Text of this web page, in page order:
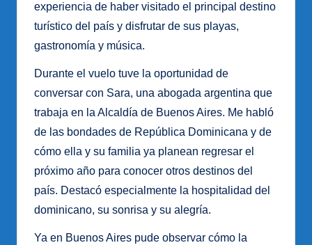
experiencia de haber visitado el principal destino
turístico del país y disfrutar de sus playas,
gastronomía y música.
Durante el vuelo tuve la oportunidad de
conversar con Sara, una abogada argentina que
trabaja en la Alcaldía de Buenos Aires. Me habló
de las bondades de República Dominicana y de
cómo ella y su familia ya planean regresar el
próximo año para conocer otros destinos del
país. Destacó especialmente la hospitalidad del
dominicano, su sonrisa y su alegría.
Ya en Buenos Aires pude observar cómo la